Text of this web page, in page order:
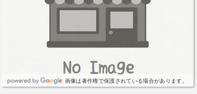
画像は著作権で保護されている場合があります。